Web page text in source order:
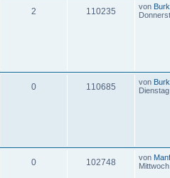
2 110235 von
0 110685 von
0 102748 von